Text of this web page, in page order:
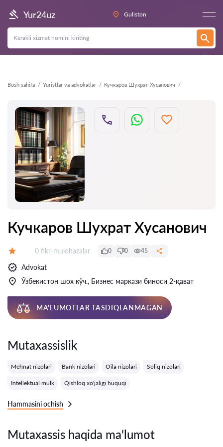
Yur24uz Guliston
Bosh sahifa Yuristlar va advokatlar Кучкаров Шухрат Хусанович
Orqaga
Кучкаров Шухрат Хусанович
Fikrlar:
0 fikr-mulohazalar 0 0 45
Advokat
Ўзбекистон шох кўч., Бизнес маркази биноси 2-қават
MA'LUMOTLAR TASDIQLANMAGAN
Mutaxassislik
Mehnat nizolari Bank nizolari Oila nizolari Soliq nizolari
Intellektual mulk Qishloq xo'jaligi huquqi
Hammasini ochish
Mutaxassis haqida ma'lumot